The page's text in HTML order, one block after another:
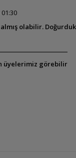
01:30
almış olabilir.
üyelerimiz görebilir